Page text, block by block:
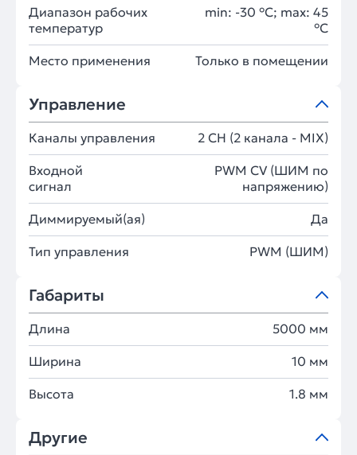
Диапазон рабочих
температур
min: -30 °C; max: 45
°C
Место применения Только в помещении
Управление
Каналы управления 2 CH (2 канала - MIX)
Входной
сигнал
PWM СV (ШИМ по
напряжению)
Диммируемый(ая) Да
Тип управления PWM (ШИМ)
Габариты
Длина 5000 мм
Ширина 10 мм
Высота 1.8 мм
Другие